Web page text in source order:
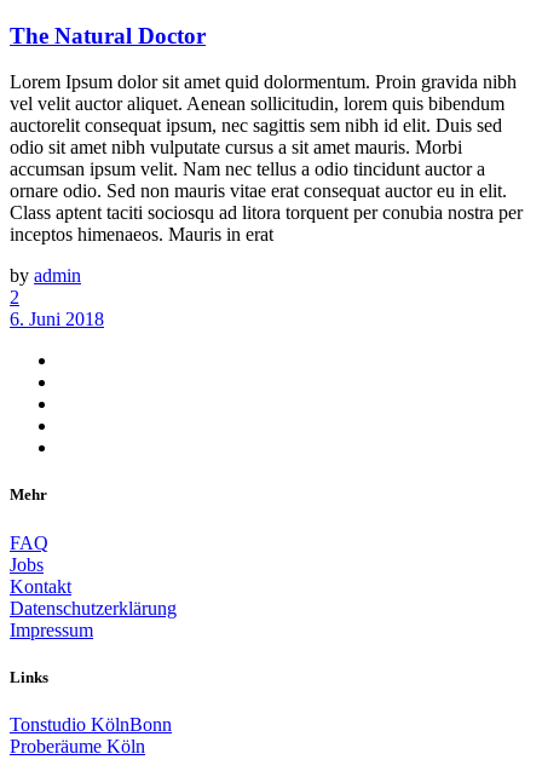
The Natural Doctor
Lorem Ipsum dolor sit amet quid dolormentum. Proin gravida nibh
vel velit auctor aliquet. Aenean sollicitudin, lorem quis bibendum
auctorelit consequat ipsum, nec sagittis sem nibh id elit. Duis sed
odio sit amet nibh vulputate cursus a sit amet mauris. Morbi
accumsan ipsum velit. Nam nec tellus a odio tincidunt auctor a
ornare odio. Sed non mauris vitae erat consequat auctor eu in elit.
Class aptent taciti sociosqu ad litora torquent per conubia nostra per
inceptos himenaeos. Mauris in erat
by admin
2
6. Juni 2018
Mehr
FAQ
Jobs
Kontakt
Datenschutzerklärung
Impressum
Links
Tonstudio KölnBonn
Proberäume Köln